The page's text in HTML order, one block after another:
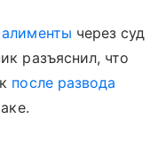
через суд
разъяснил, что
после развода